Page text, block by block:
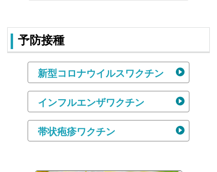
予防接種
新型コロナウイルスワクチン
インフルエンザワクチン
帯状疱疹ワクチン